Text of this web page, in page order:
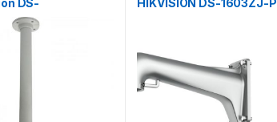
Aluminum